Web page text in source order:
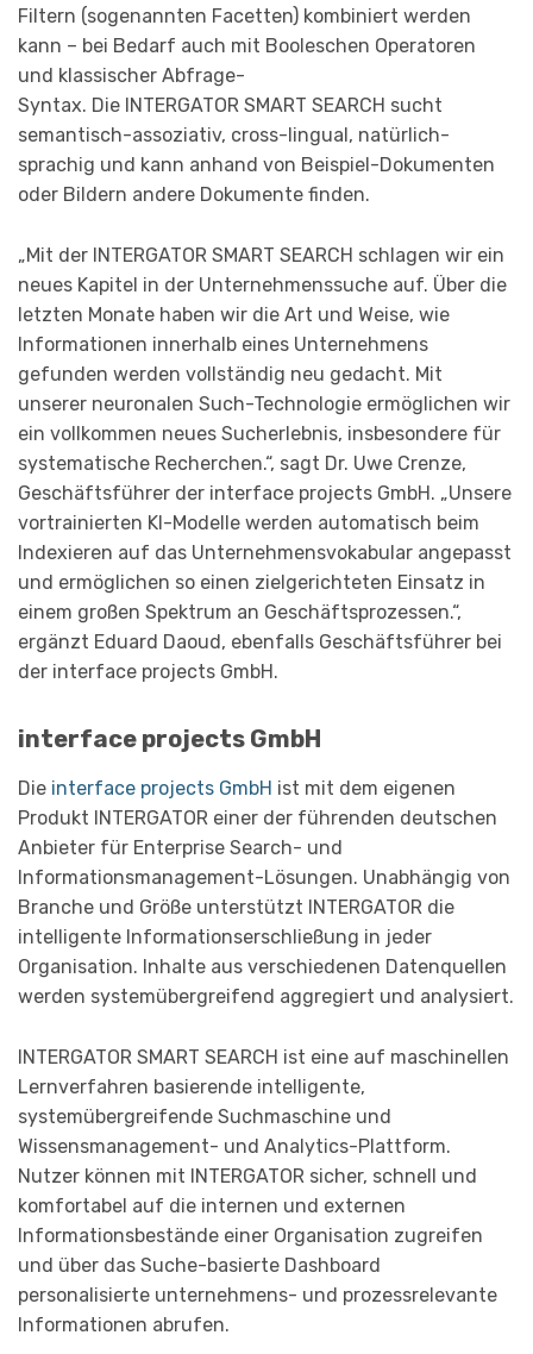
Filtern (sogenannten Facetten) kombiniert werden
kann – bei Bedarf auch mit Booleschen Operatoren
und klassischer Abfrage-
Syntax. Die INTERGATOR SMART SEARCH sucht
semantisch-assoziativ, cross-lingual, natürlich-
sprachig und kann anhand von Beispiel-Dokumenten
oder Bildern andere Dokumente finden.
„Mit der INTERGATOR SMART SEARCH schlagen wir ein
neues Kapitel in der Unternehmenssuche auf. Über die
letzten Monate haben wir die Art und Weise, wie
Informationen innerhalb eines Unternehmens
gefunden werden vollständig neu gedacht. Mit
unserer neuronalen Such-Technologie ermöglichen wir
ein vollkommen neues Sucherlebnis, insbesondere für
systematische Recherchen.“, sagt Dr. Uwe Crenze,
Geschäftsführer der interface projects GmbH. „Unsere
vortrainierten KI-Modelle werden automatisch beim
Indexieren auf das Unternehmensvokabular angepasst
und ermöglichen so einen zielgerichteten Einsatz in
einem großen Spektrum an Geschäftsprozessen.“,
ergänzt Eduard Daoud, ebenfalls Geschäftsführer bei
der interface projects GmbH.
interface projects GmbH
Die interface projects GmbH ist mit dem eigenen
Produkt INTERGATOR einer der führenden deutschen
Anbieter für Enterprise Search- und
Informationsmanagement-Lösungen. Unabhängig von
Branche und Größe unterstützt INTERGATOR die
intelligente Informationserschließung in jeder
Organisation. Inhalte aus verschiedenen Datenquellen
werden systemübergreifend aggregiert und analysiert.
INTERGATOR SMART SEARCH ist eine auf maschinellen
Lernverfahren basierende intelligente,
systemübergreifende Suchmaschine und
Wissensmanagement- und Analytics-Plattform.
Nutzer können mit INTERGATOR sicher, schnell und
komfortabel auf die internen und externen
Informationsbestände einer Organisation zugreifen
und über das Suche-basierte Dashboard
personalisierte unternehmens- und prozessrelevante
Informationen abrufen.